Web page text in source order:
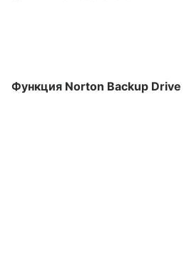
Функция Norton Backup Drive